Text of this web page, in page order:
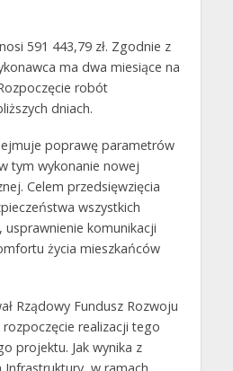
591 443,79 zł. Zgodnie z
ma dwa miesiące na
robót
dniach.
poprawę parametrów
tym wykonanie nowej
Celem przedsięwzięcia
wszystkich
komunikacji
życia mieszkańców
Rządowy Fundusz Rozwoju
realizacji tego
projektu. Jak wynika z